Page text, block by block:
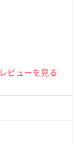
レビューを見る